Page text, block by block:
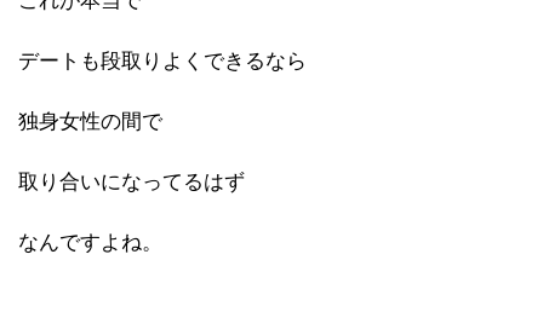
デートも段取りよくできるなら
独身女性の間で
取り合いになってるはず
なんですよね。